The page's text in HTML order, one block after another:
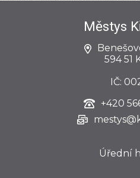
Městys
594 51
IČ:
+420
Úřední